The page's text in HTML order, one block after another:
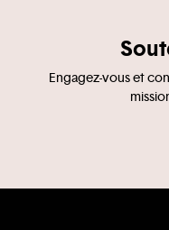
Engagez-vous et